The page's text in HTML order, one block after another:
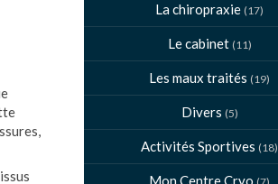
La chiropraxie (17)
Le cabinet (11)
Les maux traités (19)
Divers (5)
Activités Sportives (18)
Mon Centre Cryo